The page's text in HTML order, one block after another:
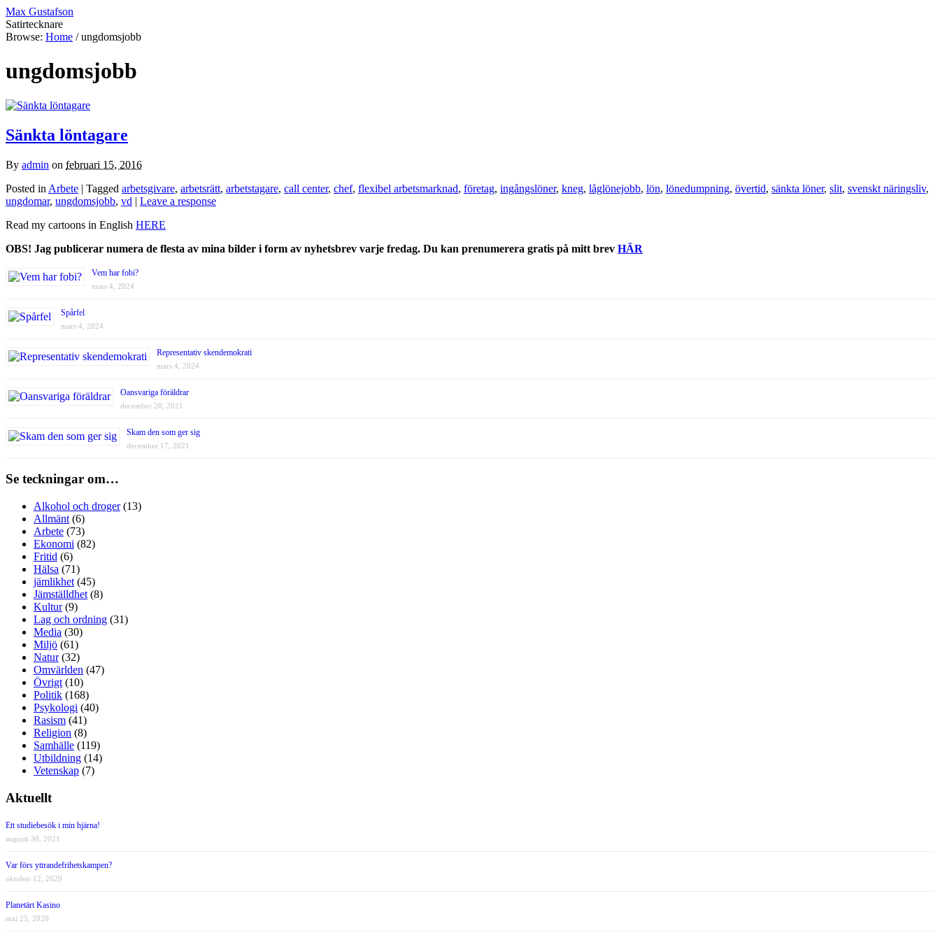
Max Gustafson
Satirtecknare
Browse: Home / ungdomsjobb
ungdomsjobb
Sänkta löntagare
By admin on februari 15, 2016
Posted in Arbete | Tagged arbetsgivare, arbetsrätt, arbetstagare, call center, chef, flexibel arbetsmarknad, företag, ingångslöner, kneg, låglönejobb, lön, lönedumpning, övertid, sänkta löner, slit, svenskt näringsliv,
ungdomar, ungdomsjobb, vd | Leave a response
Read my cartoons in English HERE
OBS! Jag publicerar numera de flesta av mina bilder i form av nyhetsbrev varje fredag. Du kan prenumerera gratis på mitt brev HÄR
Vem har fobi?
mars 4, 2024
Spårfel
mars 4, 2024
Representativ skendemokrati
mars 4, 2024
Oansvariga föräldrar
december 20, 2021
Skam den som ger sig
december 17, 2021
Se teckningar om…
Alkohol och droger(13)
Allmänt (6)
Arbete (73)
Ekonomi (82)
Fritid (6)
Hälsa (71)
jämlikhet (45)
Jämställdhet (8)
Kultur(9)
Lag och ordning (31)
Media (30)
Miljö (61)
Natur(32)
Omvärlden (47)
Övrigt (10)
Politik (168)
Psykologi (40)
Rasism (41)
Religion (8)
Samhälle (119)
Utbildning (14)
Vetenskap (7)
Aktuellt
Ett studiebesök i min hjärna!
augusti 30, 2021
Var förs yttrandefrihetskampen?
oktober 12, 2020
Planetärt Kasino
maj 25, 2020